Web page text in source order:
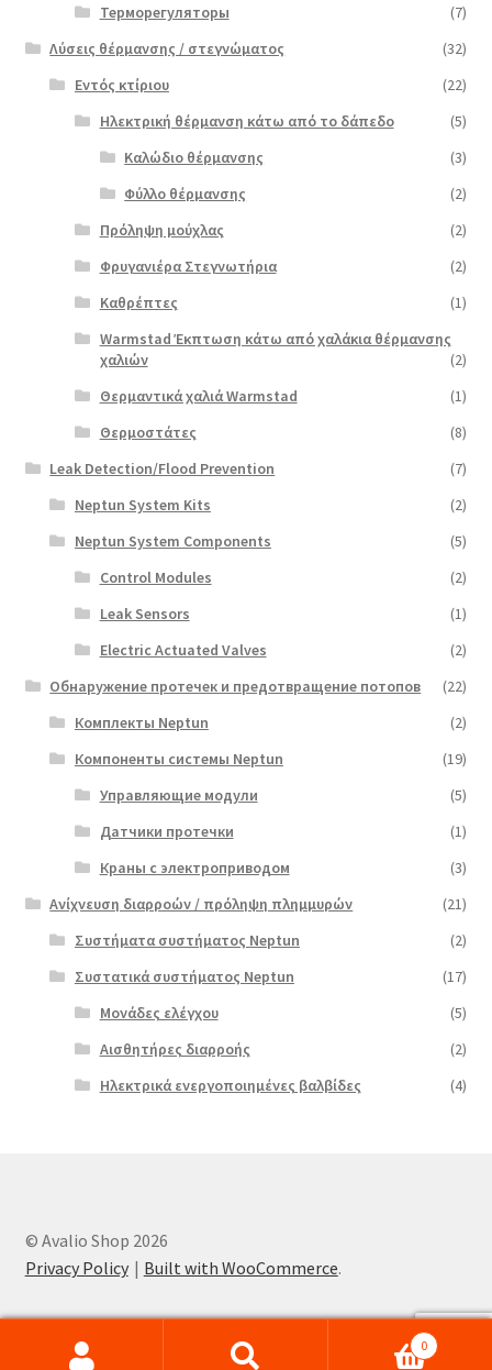
Терморегуляторы
(7)
Λύσεις θέρμανσης / στεγνώματος
(32)
Εντός κτίριου
(22)
Ηλεκτρική θέρμανση κάτω από το δάπεδο
(5)
Καλώδιο θέρμανσης
(3)
Φύλλο θέρμανσης
(2)
Πρόληψη μούχλας
(2)
Φρυγανιέρα Στεγνωτήρια
(2)
Καθρέπτες
(1)
Warmstad Έκπτωση κάτω από χαλάκια θέρμανσης
χαλιών
(2)
Θερμαντικά χαλιά Warmstad
(1)
Θερμοστάτες
(8)
Leak Detection/Flood Prevention
(7)
Neptun System Kits
(2)
Neptun System Components
(5)
Control Modules
(2)
Leak Sensors
(1)
Electric Actuated Valves
(2)
Обнаружение протечек и предотвращение потопов
(22)
Комплекты Neptun
(2)
Компоненты системы Neptun
(19)
Управляющие модули
(5)
Датчики протечки
(1)
Краны с электроприводом
(3)
Ανίχνευση διαρροών / πρόληψη πλημμυρών
(21)
Συστήματα συστήματος Neptun
(2)
Συστατικά συστήματος Neptun
(17)
Μονάδες ελέγχου
(5)
Αισθητήρες διαρροής
(2)
Ηλεκτρικά ενεργοποιημένες βαλβίδες
(4)
© Avalio Shop 2026
Privacy Policy
Built with WooCommerce.
0